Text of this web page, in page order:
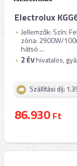
Electrolux
Jellemzők: Szín:
zóna: 2900W/
hátsó ...
2 ÉVhivatalos,
Szállítási díj:
86.930Ft